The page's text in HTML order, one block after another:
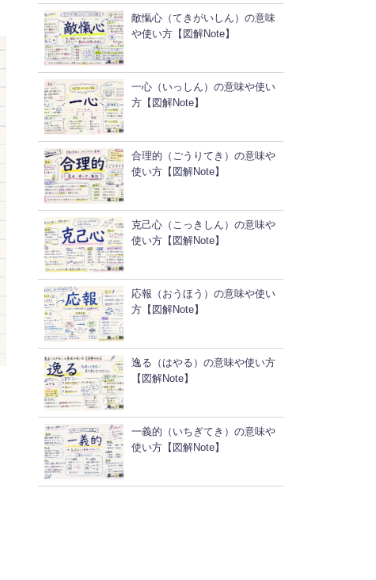
敵愾心（てきがいしん）の意味
や使い方【図解Note】
一心（いっしん）の意味や使い
方【図解Note】
合理的（ごうりてき）の意味や
使い方【図解Note】
克己心（こっきしん）の意味や
使い方【図解Note】
応報（おうほう）の意味や使い
方【図解Note】
逸る（はやる）の意味や使い方
【図解Note】
一義的（いちぎてき）の意味や
使い方【図解Note】